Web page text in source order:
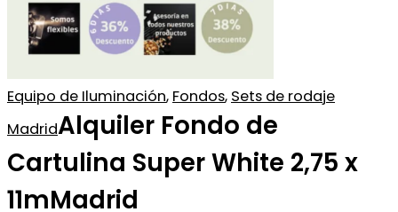
Equipo de Iluminación, Fondos, Sets de rodaje
MadridAlquiler Fondo de
Cartulina Super White 2,75 x
11mMadrid